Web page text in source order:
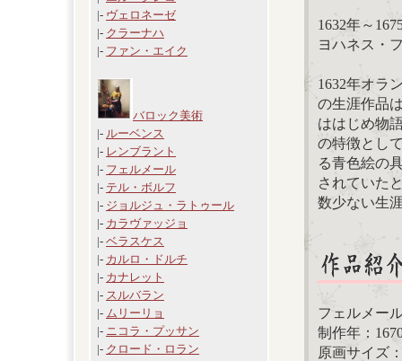
|- ヴェロネーゼ
|- クラーナハ
|- ファン・エイク
バロック美術
|- ルーベンス
|- レンブラント
|- フェルメール
|- テル・ボルフ
|- ジョルジュ・ラトゥール
|- カラヴァッジョ
|- ベラスケス
|- カルロ・ドルチ
|- カナレット
|- スルバラン
|- ムリーリョ
|- ニコラ・プッサン
|- クロード・ロラン
1632年～
ヨハネス・
1632年オラ
の生涯作品
ははじめ物
の特徴とし
る青色絵の
されていた
数少ない生
フェルメー
制作年：
原画サイズ